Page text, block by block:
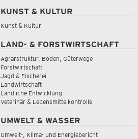
KUNST & KULTUR
Kunst & Kultur
LAND- & FORSTWIRTSCHAFT
Agrarstruktur, Boden, Güterwege
Forstwirtschaft
Jagd & Fischerei
Landwirtschaft
Ländliche Entwicklung
Veterinär & Lebensmittelkontrolle
UMWELT & WASSER
Umwelt-, Klima- und Energiebericht